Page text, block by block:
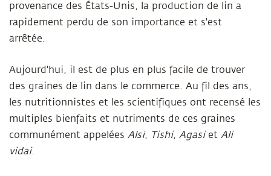
provenance des États-Unis, la production de lin a
rapidement perdu de son importance et s'est
arrêtée.
Aujourd'hui, il est de plus en plus facile de trouver
des graines de lin dans le commerce. Au fil des ans,
les nutritionnistes et les scientifiques ont recensé les
multiples bienfaits et nutriments de ces graines
communément appelées Alsi, Tishi, Agasiet Ali
vidai.